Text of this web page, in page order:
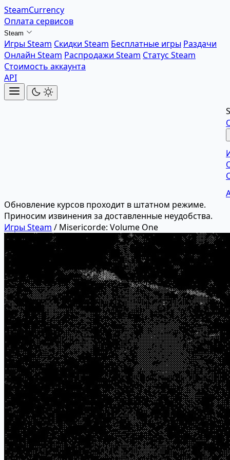
SteamCurrency
Оплата сервисов
Steam
Игры Steam Скидки Steam Бесплатные игры Раздачи
Онлайн Steam Распродажи Steam Статус Steam
Стоимость аккаунта
API
Обновление курсов проходит в штатном режиме.
Приносим извинения за доставленные неудобства.
Игры Steam / Misericorde: Volume One